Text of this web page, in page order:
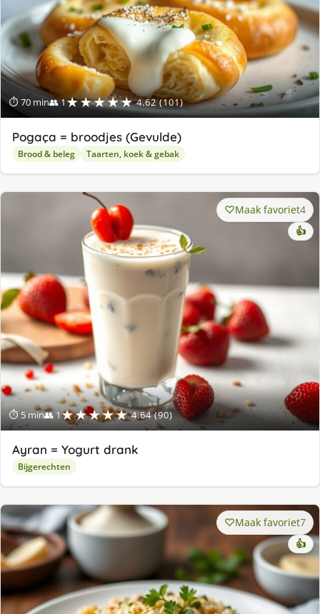
⏱ 70 min👥 1★★★★★ 4.62 (101)
Pogaça = broodjes (Gevulde)
Brood & beleg Taarten, koek & gebak
⏱ 5 min👥 1★★★★★ 4.64 (90)
Maak favoriet4
👍
Ayran = Yogurt drank
Bijgerechten
Maak favoriet7
👍